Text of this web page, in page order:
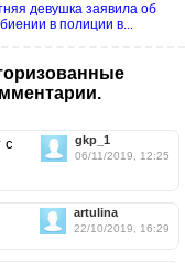
девушка заявила об
в полиции в...
gkp_1
06/11/2019, 12:25
с
artulina
22/10/2019, 16:29